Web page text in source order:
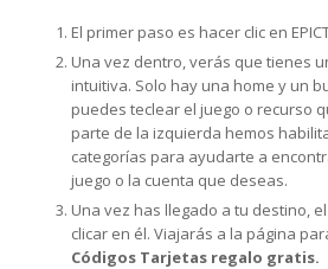
El primer paso es hacer clic en
Una vez dentro, verás que tienes
intuitiva. Solo hay una home y un
puedes teclear el juego o recurso
parte de la izquierda hemos
categorías para ayudarte a
juego o la cuenta que deseas.
Una vez has llegado a tu destino,
clicar en él. Viajarás a la página
Códigos Tarjetas regalo gratis.